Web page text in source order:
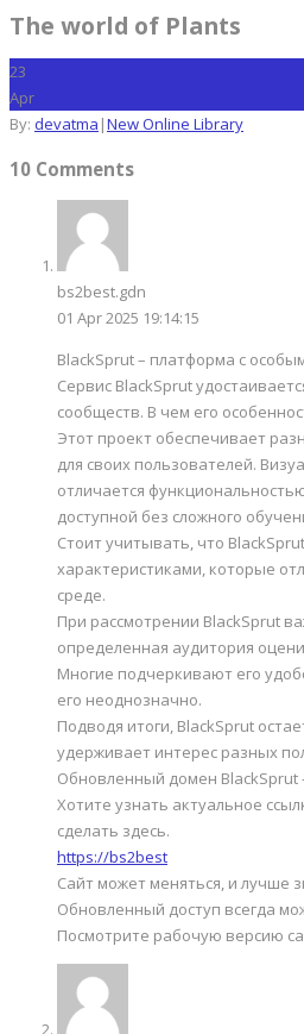
The world of Plants
23
Apr
By: devatma |New Online Library
10 Comments
bs2best.gdn
01 Apr 2025 19:14:15
BlackSprut – платформа с
Сервис BlackSprut
сообществ. В чем его
Этот проект обеспечивает
для своих пользователей.
отличается
доступной без сложного
Стоит учитывать, что
характеристиками, которые
среде.
При рассмотрении BlackSprut
определенная аудитория
Многие подчеркивают его
его неоднозначно.
Подводя итоги, BlackSprut
удерживает интерес разных
Обновленный домен BlackSprut
Хотите узнать актуальное
сделать здесь.
https://bs2best
Сайт может меняться, и лучше
Обновленный доступ всегда
Посмотрите рабочую версию